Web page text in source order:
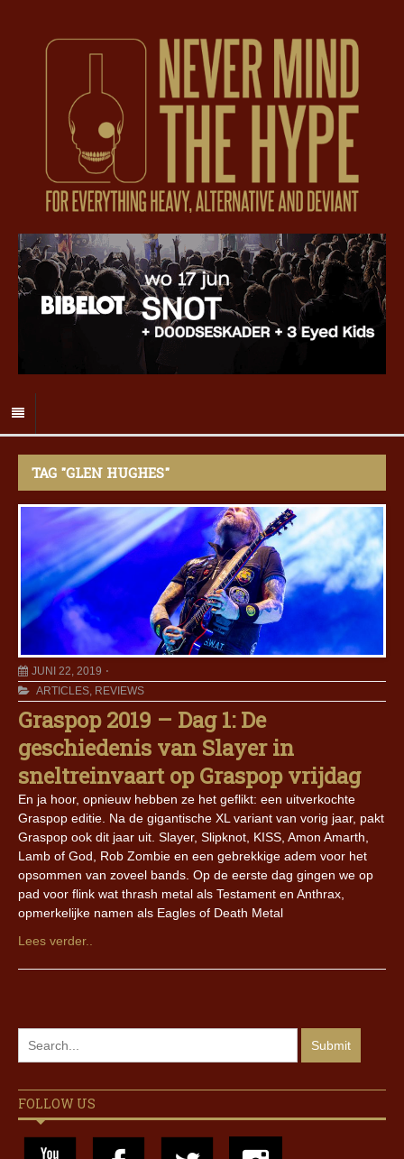
TAG "GLEN HUGHES"
JUNI 22, 2019
ARTICLES, REVIEWS
Graspop 2019 – Dag 1: De
geschiedenis van Slayer in
sneltreinvaart op Graspop vrijdag
En ja hoor, opnieuw hebben ze het geflikt: een uitverkochte
Graspop editie. Na de gigantische XL variant van vorig jaar, pakt
Graspop ook dit jaar uit. Slayer, Slipknot, KISS, Amon Amarth,
Lamb of God, Rob Zombie en een gebrekkige adem voor het
opsommen van zoveel bands. Op de eerste dag gingen we op
pad voor flink wat thrash metal als Testament en Anthrax,
opmerkelijke namen als Eagles of Death Metal
Lees verder..
FOLLOW US